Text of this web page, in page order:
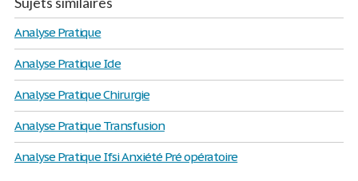
Analyse Pratique
Analyse Pratique Ide
Analyse Pratique Chirurgie
Analyse Pratique Transfusion
Analyse Pratique Ifsi Anxiété Pré opératoire